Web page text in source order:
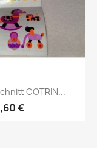
COTRIN...
€